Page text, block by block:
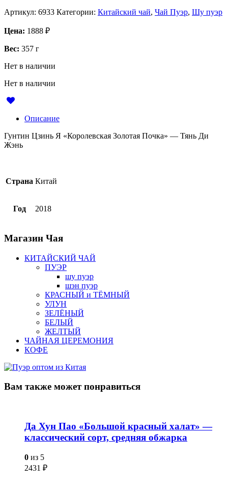
Артикул: 6933 Категории: Китайский чай, Чай Пуэр, Шу пуэр
Цена: 1888 ₽
Вес: 357 г
Нет в наличии
Нет в наличии
Описание
Гунтин Цзинь Я «Королевская Золотая Почка» — Тянь Ди
Жэнь
Страна Китай
Год 2018
Магазин Чая
КИТАЙСКИЙ ЧАЙ
ПУЭР
шу пуэр
шэн пуэр
КРАСНЫЙ и ТЁМНЫЙ
УЛУН
ЗЕЛЁНЫЙ
БЕЛЫЙ
ЖЕЛТЫЙ
ЧАЙНАЯ ЦЕРЕМОНИЯ
КОФЕ
Вам также может понравиться
Да Хун Пао «Большой красный халат» —
классический сорт, средняя обжарка
0 из 5
2431 ₽